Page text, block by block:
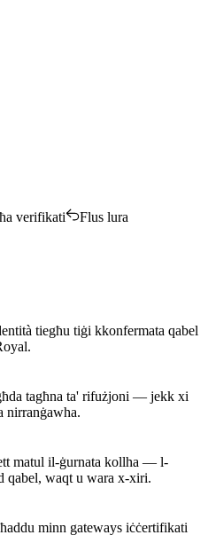
verifikati Flus lura
tiegħu tiġi kkonfermata qabel
tagħna ta' rifużjoni — jekk xi
nirranġawha.
matul il-ġurnata kollha — l-
qabel, waqt u wara x-xiri.
minn gateways iċċertifikati